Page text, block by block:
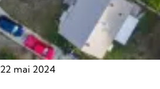
22 mai 2024